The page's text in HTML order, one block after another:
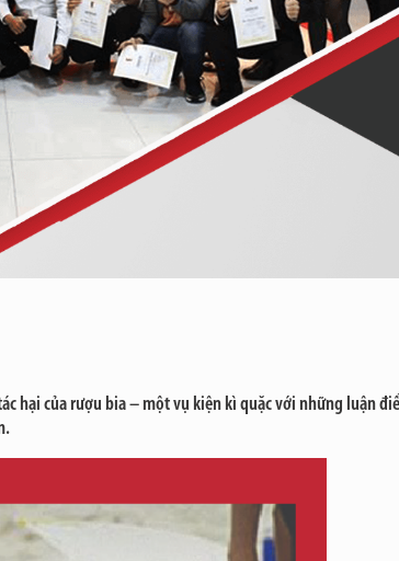
hại của rượu bia – một vụ kiện kì quặc với những luận